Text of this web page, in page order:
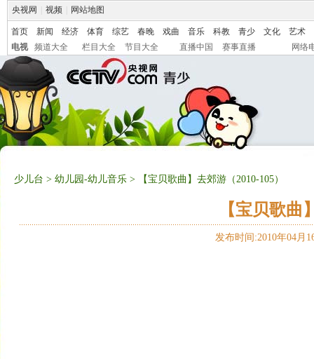
央视网 视频 网站地图
首页 新闻 经济 体育 综艺 春晚 戏曲 音乐 科教 青少 文化
艺术
电视
频道大全 栏目大全 节目大全 直播中国 赛事直播 网络
少儿台 > 幼儿园-幼儿音乐 > 【宝贝歌曲】去郊游（2010-105）
【宝贝歌曲
发布时间:2010年04月